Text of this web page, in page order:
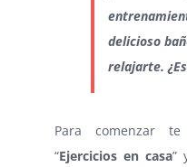
delicioso
relajarte.
Para comenzar
“Ejercicios en casa”